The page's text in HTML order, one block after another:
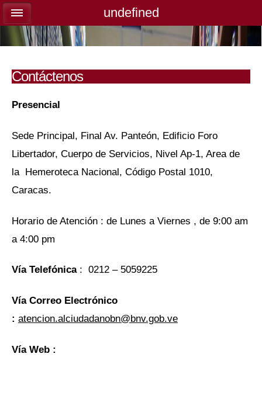
Contáctenos
Presencial
Sede Principal, Final Av. Panteón, Edificio Foro
Libertador, Cuerpo de Servicios, Nivel Ap-1, Area de
la Hemeroteca Nacional, Código Postal 1010,
Caracas.
Horario de Atención : de Lunes a Viernes , de 9:00 am
a 4:00 pm
Vía Telefónica : 0212 – 5059225
Vía Correo Electrónico
: atencion.alciudadanobn@bnv.gob.ve
Vía Web :
undefined
undefined